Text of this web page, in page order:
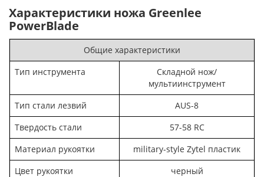
Характеристики ножа Greenlee
PowerBlade
Общие характеристики
Тип инструмента
Складной нож/
мультиинструмент
Тип стали лезвий
AUS-8
Твердость стали
57-58 RC
Материал рукоятки
military-style Zytel пластик
Цвет рукоятки
черный